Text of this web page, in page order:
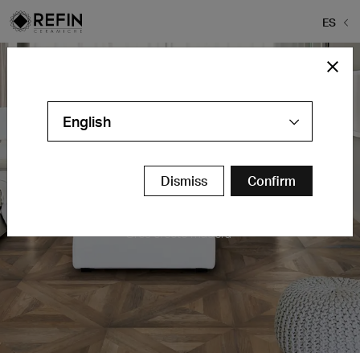
ES
Gres efecto madera
English
Dismiss Confirm